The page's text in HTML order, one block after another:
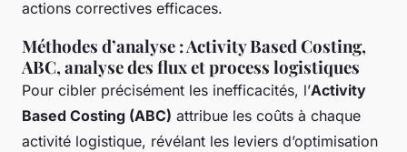
actions correctives efficaces.
Méthodes d’analyse : Activity Based Costing,
ABC, analyse des flux et process logistiques
Pour cibler précisément les inefficacités, l’Activity
Based Costing (ABC) attribue les coûts à chaque
activité logistique, révélant les leviers d’optimisation